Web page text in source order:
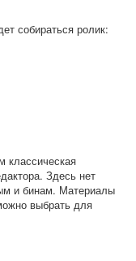
собираться ролик:
классическая
Здесь нет
и бинам. Материалы
выбрать для